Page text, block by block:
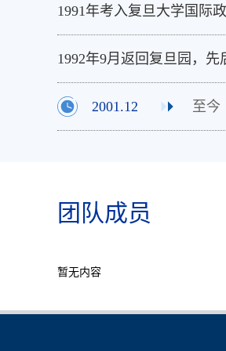
1991年考入复旦大学国际
1992年9月返回复旦园，
2001.12 至今
团队成员
暂无内容